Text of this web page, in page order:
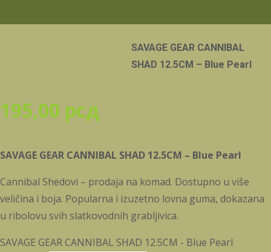
SAVAGE GEAR CANNIBAL
SHAD 12.5CM – Blue Pearl
195,00 рсд
SAVAGE GEAR CANNIBAL SHAD 12.5CM – Blue Pearl
Cannibal Shedovi – prodaja na komad. Dostupno u više
veličina i boja. Popularna i izuzetno lovna guma, dokazana
u ribolovu svih slatkovodnih grabljivica.
SAVAGE GEAR CANNIBAL SHAD 12.5CM - Blue Pearl